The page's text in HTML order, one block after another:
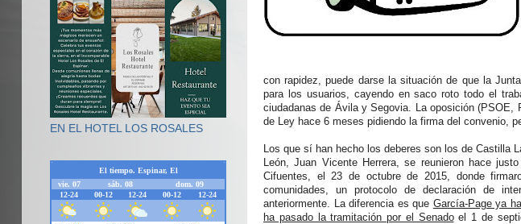
con rapidez, puede darse la situación de que la
para los usuarios, cayendo en saco roto todo el
ciudadanas de Ávila y Segovia. La oposición (PSOE,
de Ley hace 6 meses pidiendo la firma del convenio,
Los que sí han hecho los deberes son los de Castilla
León, Juan Vicente Herrera, se reunieron hace
Cifuentes, el 23 de octubre de 2015, donde
comunidades, un protocolo de declaración de
anteriormente. La diferencia es que García-Page ya
ha pasado la tramitación por el Senadoel 1 de
EN EL HOTEL LOS ROSALES